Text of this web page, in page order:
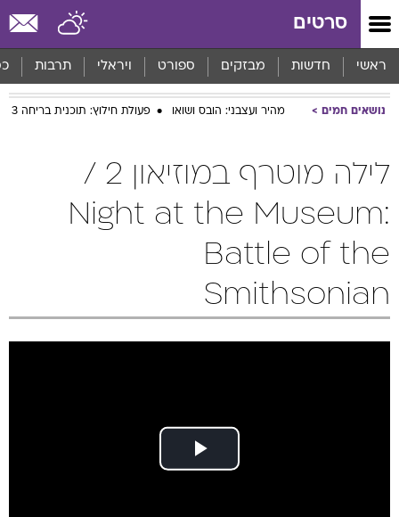
סרטים
ראשי חדשות מבזקים ספורט ויראלי תרבות
נושאים חמים מהיר ועצבני: הובס ושואו פעולת חילוץ: תוכנית בריחה 3
לילה מוטרף במוזיאון 2 /
Night at the Museum:
Battle of the
Smithsonian